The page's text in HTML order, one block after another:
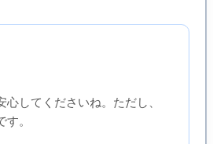
してくださいね。ただし、
。